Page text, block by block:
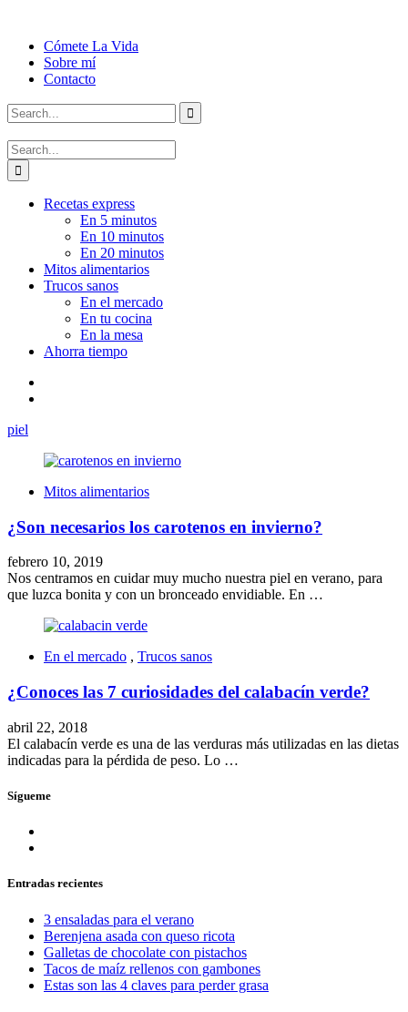
Cómete La Vida
Sobre mí
Contacto
Recetas express
En 5 minutos
En 10 minutos
En 20 minutos
Mitos alimentarios
Trucos sanos
En el mercado
En tu cocina
En la mesa
Ahorra tiempo
piel
Mitos alimentarios
¿Son necesarios los carotenos en invierno?
febrero 10, 2019
Nos centramos en cuidar muy mucho nuestra piel en verano, para
que luzca bonita y con un bronceado envidiable. En …
En el mercado , Trucos sanos
¿Conoces las 7 curiosidades del calabacín verde?
abril 22, 2018
El calabacín verde es una de las verduras más utilizadas en las dietas
indicadas para la pérdida de peso. Lo …
Sígueme
Entradas recientes
3 ensaladas para el verano
Berenjena asada con queso ricota
Galletas de chocolate con pistachos
Tacos de maíz rellenos con gambones
Estas son las 4 claves para perder grasa